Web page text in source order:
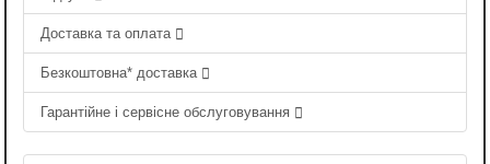
Доставка та оплата
Безкоштовна* доставка
Гарантійне і сервісне обслуговування